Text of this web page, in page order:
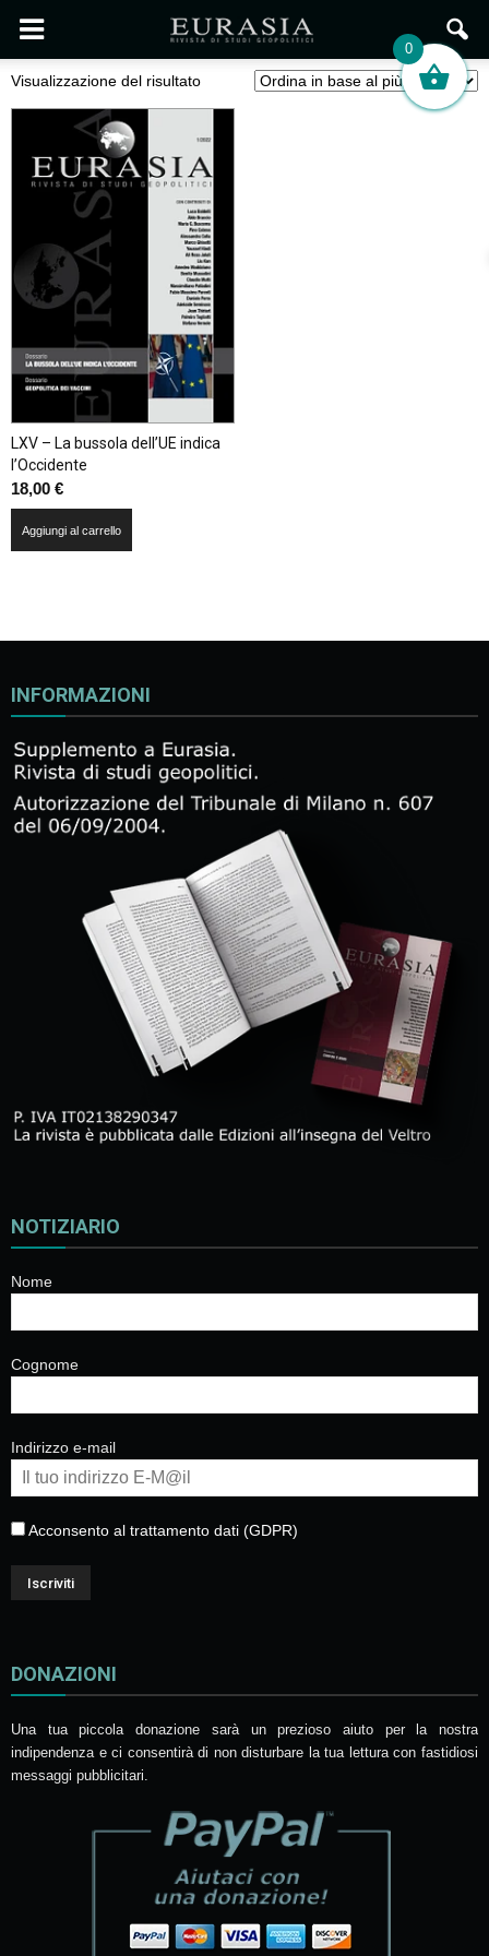
Visualizzazione del risultato
LXV – La bussola dell’UE indica
l’Occidente
18,00 €
Aggiungi al carrello
INFORMAZIONI
NOTIZIARIO
Nome
Cognome
Indirizzo e-mail
Acconsento al trattamento dati (GDPR)
DONAZIONI
Una tua piccola donazione sarà un prezioso aiuto per la nostra
indipendenza e ci consentirà di non disturbare la tua lettura con fastidiosi
messaggi pubblicitari.
0